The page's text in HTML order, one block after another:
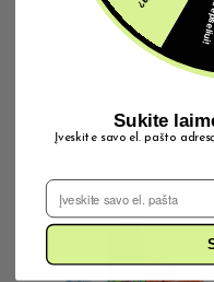
Parduota:525
102
Galbūt
Sukite
Įveskite savo el. pašto
El. Pašto adresas